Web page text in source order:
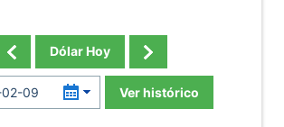
Dólar Hoy
Ver histórico